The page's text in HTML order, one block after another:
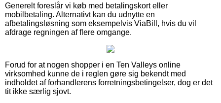
Generelt foreslår vi køb med betalingskort eller
mobilbetaling. Alternativt kan du udnytte en
afbetalingsløsning som eksempelvis ViaBill, hvis du vil
afdrage regningen af flere omgange.
Forud for at nogen shopper i en Ten Valleys online
virksomhed kunne de i reglen gøre sig bekendt med
indholdet af forhandlerens forretningsbetingelser, dog er det
tit ikke særlig sjovt.